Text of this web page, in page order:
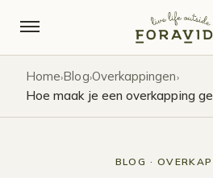
Home›Blog›Overkappingen›
Hoe maak je een overkapping
BLOG ·